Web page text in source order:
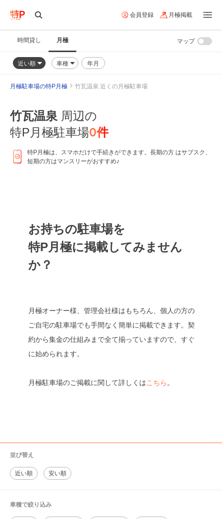
会員登録 月極掲載
時間貸し 月極
近い順 車種 年月
マップ
月極駐車場の特P月極 竹瓦温泉 近くの月極駐車場
竹瓦温泉 周辺の
特P月極駐車場0件
特P月極は、スマホだけで手続きができます。長期の方 はサブスク、
短期の方はマンスリーがおすすめ♪
お持ちの駐車場を
特P月極に掲載してみません
か？
月極オーナー様、管理会社様はもちろん、個人の方の
ご自宅の駐車場でも手間なく簡単に掲載できます。契
約から集金の仕組みまで全て揃っていますので、すぐ
に始められます。
月極駐車場のご掲載に関して詳しくはこちら 。
並び替え
近い順 安い順
車種で絞り込み